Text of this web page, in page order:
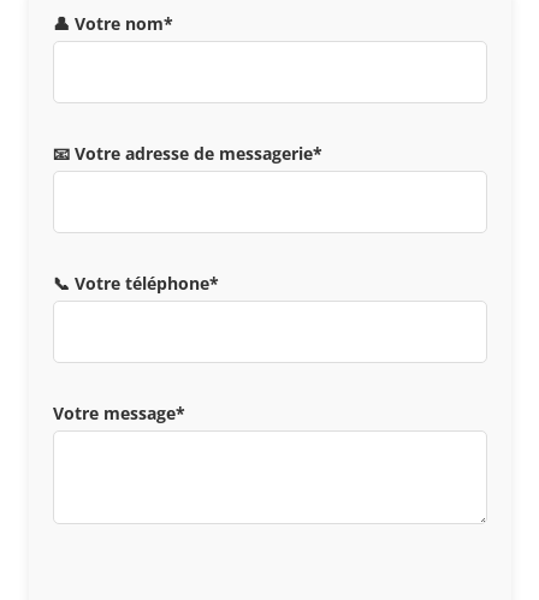
👤 Votre nom*
📧 Votre adresse de messagerie*
📞 Votre téléphone*
Votre message*